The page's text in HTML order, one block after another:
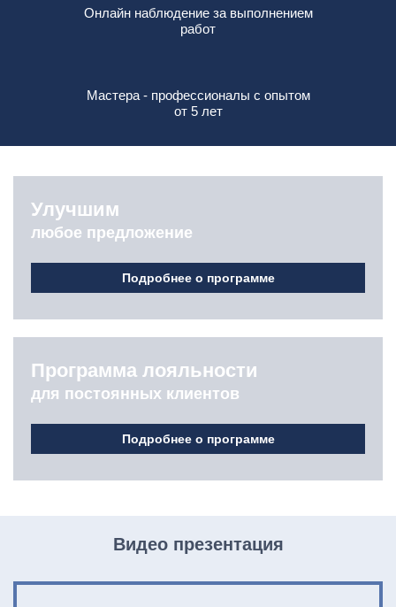
Онлайн наблюдение за выполнением
работ
Мастера - профессионалы с опытом
от 5 лет
Улучшим
любое предложение
Подробнее о программе
Программа лояльности
для постоянных клиентов
Подробнее о программе
Видео презентация